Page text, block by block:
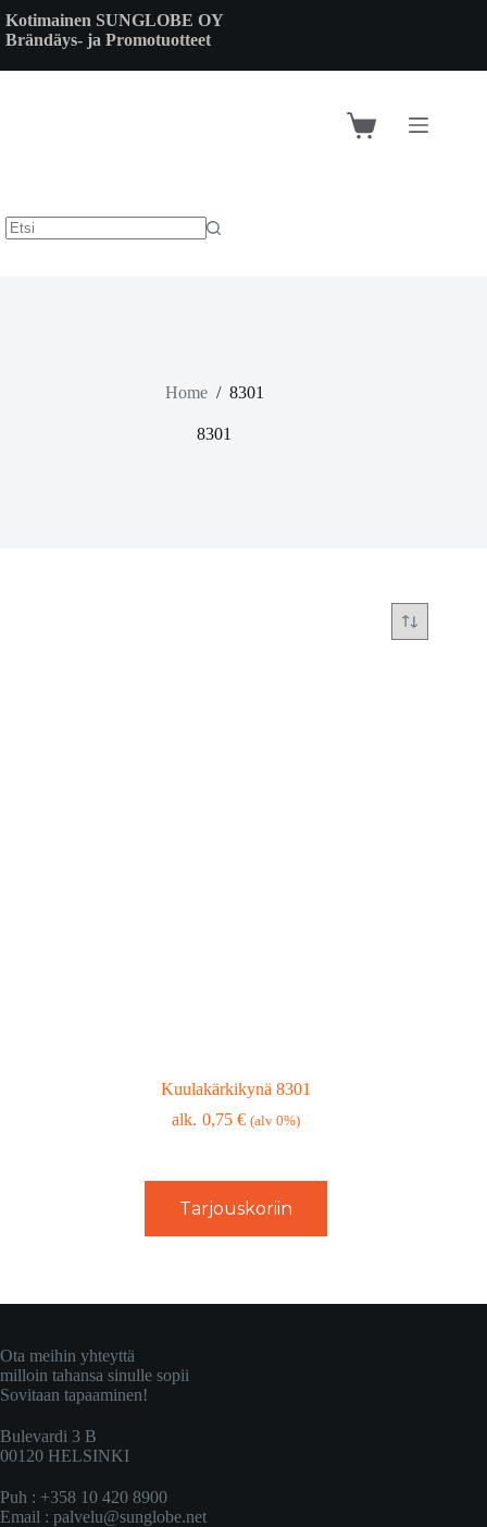
to
content
Kotimainen SUNGLOBE OY
Brändäys- ja Promotuotteet
Shopping
Home / 8301
8301
Kuulakärkikynä 8301
0,75€ (alv 0%)
Tarjouskoriin
Ota meihin yhteyttä
milloin tahansa sinulle sopii
Sovitaan tapaaminen!
Bulevardi 3 B
00120 HELSINKI
Puh : +358 10 420 8900
Email : palvelu@sunglobe.net